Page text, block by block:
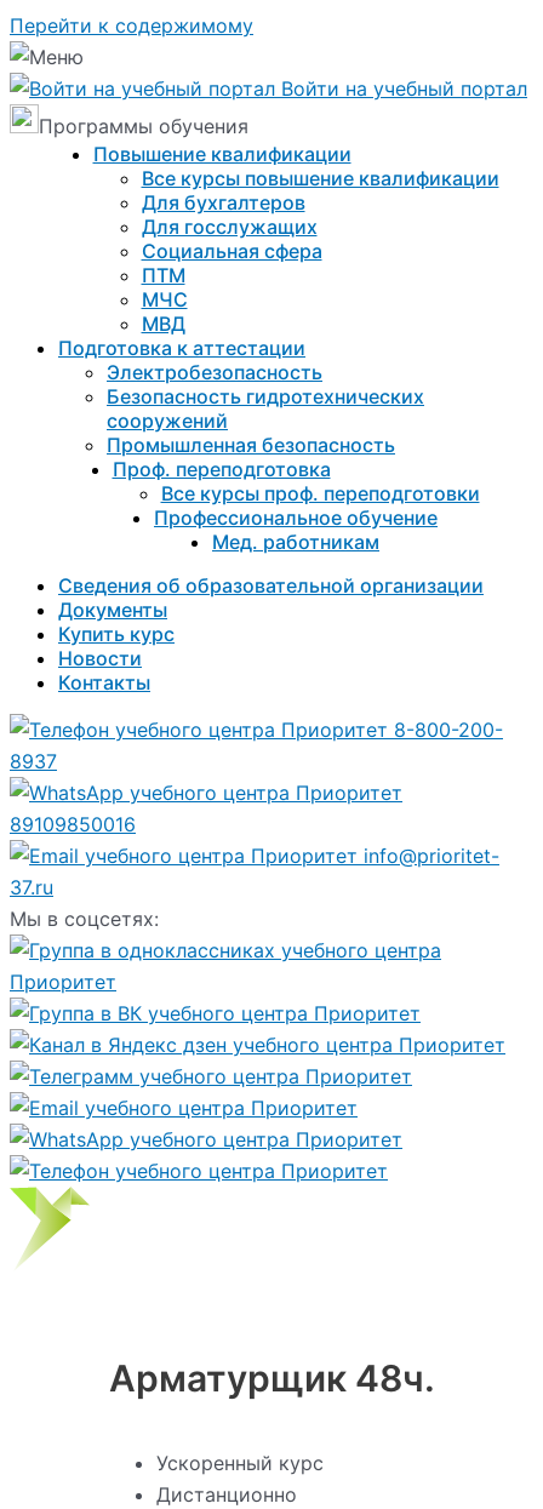
Перейти к содержимому
Войти на учебный портал
Программы обучения
Повышение квалификации
Все курсы повышение квалификации
Для бухгалтеров
Для госслужащих
Социальная сфера
ПТМ
МЧС
МВД
Подготовка к aттестации
Электробезопасность
Безопасность гидротехнических
сооружений
Промышленная безопасность
Проф. переподготовка
Все курсы проф. переподготовки
Профессиональное обучение
Мед. работникам
Сведения об образовательной организации
Документы
Купить курс
Новости
Контакты
8-800-200-
8937
89109850016
info@prioritet-
37.ru
Мы в соцсетях:
Арматурщик 48ч.
Ускоренный курс
Дистанционно